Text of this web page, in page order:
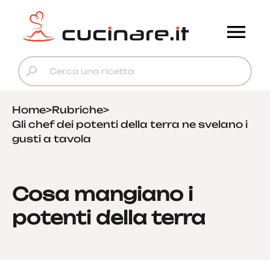
Home>Rubriche>
Gli chef dei potenti della terra ne svelano i
gusti a tavola
Cosa mangiano i
potenti della terra